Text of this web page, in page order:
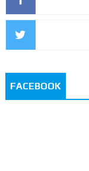
FACEBOOK